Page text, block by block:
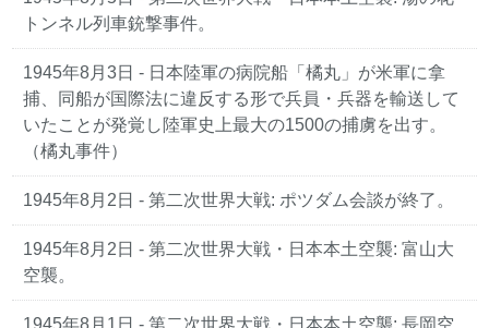
トンネル列車銃撃事件。
1945年8月3日 - 日本陸軍の病院船「橘丸」が米軍に拿
捕、同船が国際法に違反する形で兵員・兵器を輸送して
いたことが発覚し陸軍史上最大の1500の捕虜を出す。
（橘丸事件）
1945年8月2日 - 第二次世界大戦: ポツダム会談が終了。
1945年8月2日 - 第二次世界大戦・日本本土空襲: 富山大
空襲。